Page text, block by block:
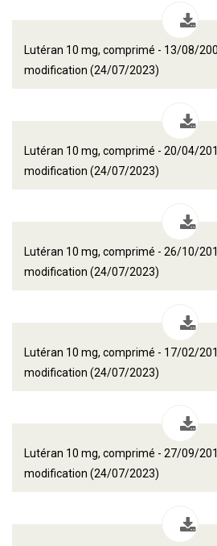
Lutéran 10 mg, comprimé - 13/08/
modification (24/07/2023)
Lutéran 10 mg, comprimé - 20/04/
modification (24/07/2023)
Lutéran 10 mg, comprimé - 26/10/
modification (24/07/2023)
Lutéran 10 mg, comprimé - 17/02/
modification (24/07/2023)
Lutéran 10 mg, comprimé - 27/09/
modification (24/07/2023)